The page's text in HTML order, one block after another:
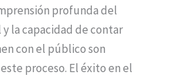
profunda del
la capacidad de contar
con el público son
proceso. El éxito en el